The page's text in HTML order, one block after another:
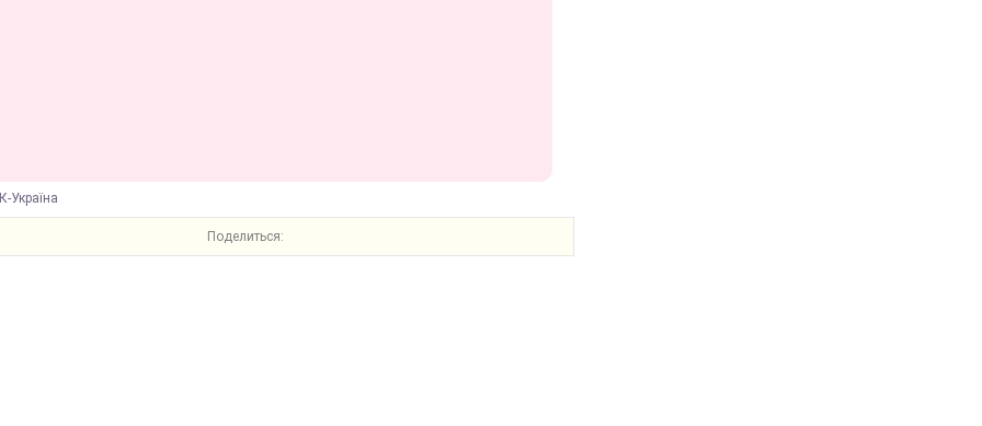
Україна
Поделиться: